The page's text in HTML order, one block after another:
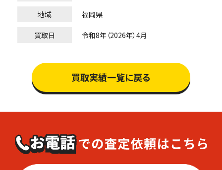
地域 福岡県
買取日 令和8年（2026年）4月
買取実績一覧に戻る